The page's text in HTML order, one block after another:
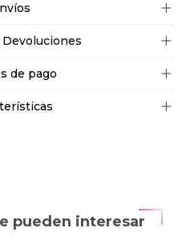
de pago
pueden interesar